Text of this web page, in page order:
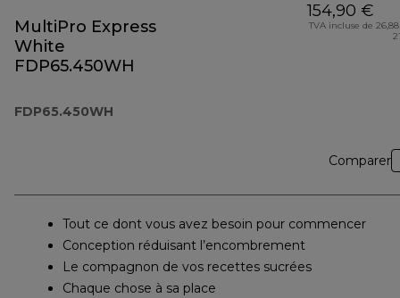
MultiPro Express
White
FDP65.450WH
FDP65.450WH
154,90 €
TVA incluse de
Comparer
Tout ce dont vous avez besoin pour commencer
Conception réduisant l’encombrement
Le compagnon de vos recettes sucrées
Chaque chose à sa place